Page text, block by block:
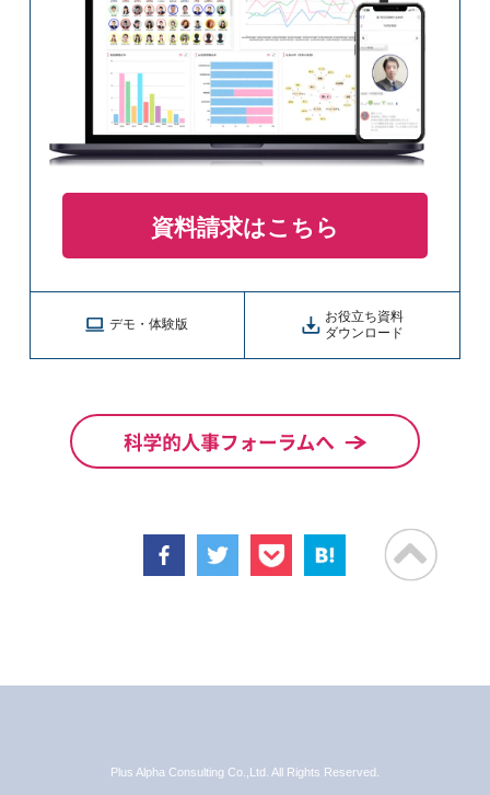
資料請求はこちら
デモ・体験版
お役立ち資料
ダウンロード
Plus Alpha Consulting Co.,Ltd. All Rights Reserved.